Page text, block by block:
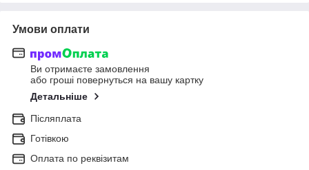
Умови оплати
Ви отримаєте замовлення
або гроші повернуться на вашу картку
Детальніше
Післяплата
Готівкою
Оплата по реквізитам